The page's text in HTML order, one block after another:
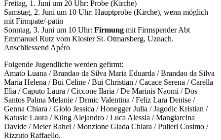
Freitag, 1. Juni um 20 Uhr: Probe (Kirche)
Samstag, 2. Juni um 10 Uhr: Hauptprobe (Kirche), wenn möglich
mit Firmpate/-patin
Sonntag, 3. Juni um 10 Uhr: Firmung mit Firmspender Abt
Emmanuel Rutz vom Kloster St. Otmarsberg, Uznach.
Anschliessend Apéro
Folgende Jugendliche werden gefirmt:
Amato Luana / Brandao da Silva Maria Eduarda / Brandao da Silva
Maria Helena / Bui Celine / Bui Christian / Cacace Serena / Carella
Elia / Caputo Laura / Ciccone Ilaria / De Marinis Naomi / Dos
Santos Palma Melanie / Drmic Valentina / Feliz Lara Denise /
Genna Chiara / Giolo Jessica / Honegger Julia / Jagodic Kristian /
Katusic Laura / Küng Alejandro / Luca Alessia / Mangiarcina
Davide / Meier Rahel / Monzione Giada Chiara / Pulieri Cosimo /
Rizzuto Raffaello.